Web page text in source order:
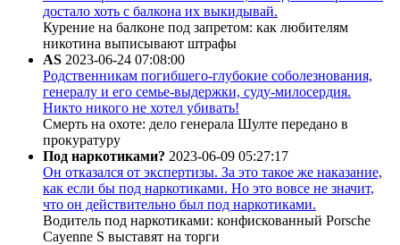
достало хоть с балкона их выкидывай.
Курение на балконе под запретом: как любителям
никотина выписывают штрафы
AS 2023-06-24 07:08:00
Родственникам погибшего-глубокие соболезнования,
генералу и его семье-выдержки, суду-милосердия.
Никто никого не хотел убивать!
Смерть на охоте: дело генерала Шулте передано в
прокуратуру
Под наркотиками? 2023-06-09 05:27:17
Он отказался от экспертизы. За это такое же наказание,
как если бы под наркотиками. Но это вовсе не значит,
что он действительно был под наркотиками.
Водитель под наркотиками: конфискованный Porsche
Cayenne S выставят на торги